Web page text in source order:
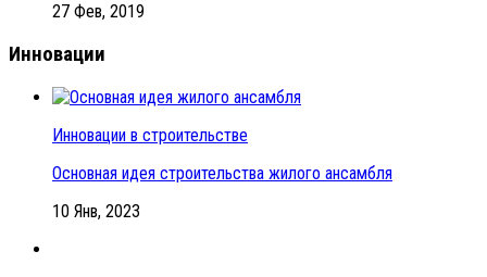
27 Фев, 2019
Инновации
Инновации в строительстве
Основная идея строительства жилого ансамбля
10 Янв, 2023